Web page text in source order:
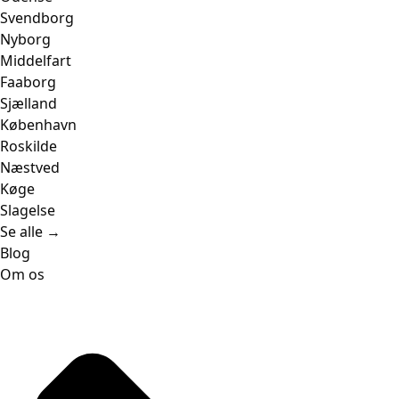
Svendborg
Nyborg
Middelfart
Faaborg
Sjælland
København
Roskilde
Næstved
Køge
Slagelse
Se alle →
Blog
Om os